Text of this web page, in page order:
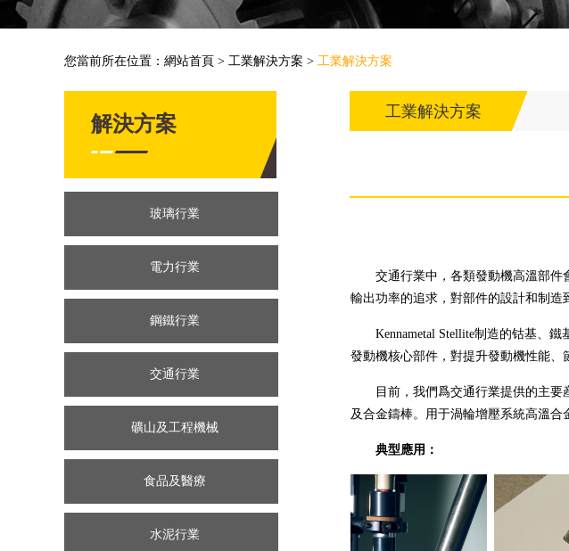
您當前所在位置： 網站首頁 > 工業解決方案 > 工業解決方案
工業解決方案
解決方案
玻璃行業
電力行業
鋼鐵行業
交通行業
礦山及工程機械
食品及醫療
水泥行業
交通行業中，各類發動機高溫部件會
輸出功率的追求，對部件的設計和制造
Kennametal Stellite制造的钴基、鐵
發動機核心部件，對提升發動機性能、
目前，我們爲交通行業提供的主要産
及合金鑄棒。用于渦輪增壓系統高溫合
典型應用：